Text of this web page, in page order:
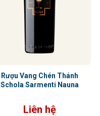
Rượu Vang Chén Thánh
Schola Sarmenti Nauna
Liên hệ